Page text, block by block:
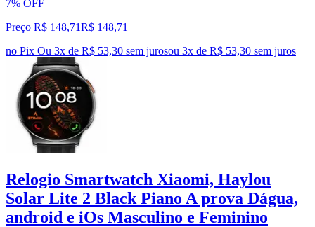
7% OFF
Preço R$ 148,71R$ 148,71
no Pix Ou 3x de R$ 53,30 sem jurosou 3x de R$ 53,30 sem juros
Relogio Smartwatch Xiaomi, Haylou
Solar Lite 2 Black Piano A prova Dágua,
android e iOs Masculino e Feminino